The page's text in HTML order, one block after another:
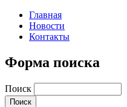
Главная
Новости
Контакты
Форма поиска
Поиск